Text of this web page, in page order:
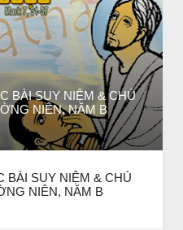
BÀI SUY NIỆM & CHÚ
NIÊN, NĂM B
BÀI SUY NIỆM & CHÚ
NIÊN, NĂM B
ĐỜI